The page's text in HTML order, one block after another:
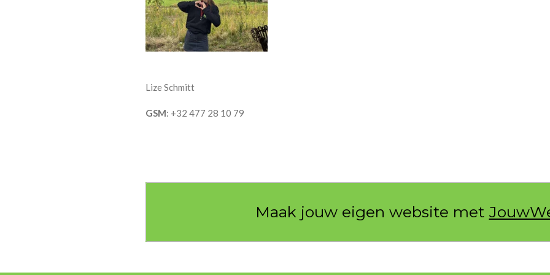
Lize Schmitt
GSM: +32 477 28 10 79
Maak jouw eigen website met